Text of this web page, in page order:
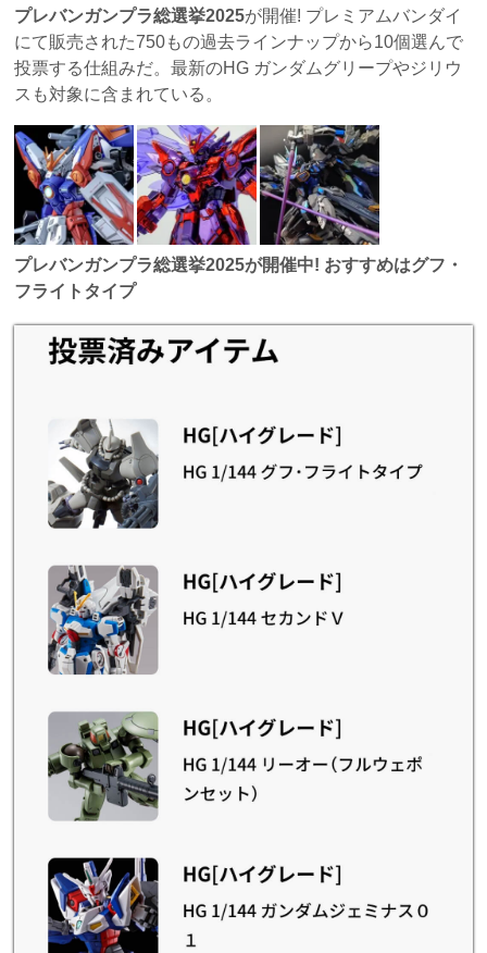
プレバンガンプラ総選挙2025が開催! プレミアムバンダイ
にて販売された750もの過去ラインナップから10個選んで
投票する仕組みだ。最新のHG ガンダムグリープやジリウ
スも対象に含まれている。
プレバンガンプラ総選挙2025が開催中! おすすめはグフ・
フライトタイプ